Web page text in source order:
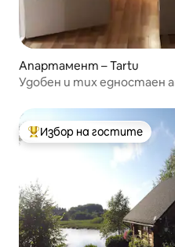
Апартамент – Tartu
Удобен и тих едностаен
Най-популярен избор на
Избор на гостите